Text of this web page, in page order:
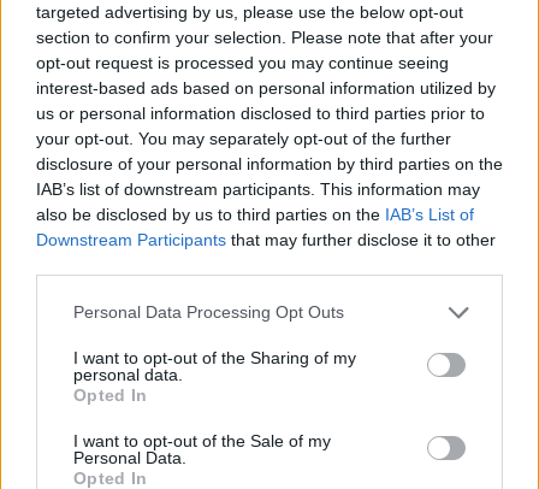
targeted advertising by us, please use the below opt-out
section to confirm your selection. Please note that after your
opt-out request is processed you may continue seeing
interest-based ads based on personal information utilized by
us or personal information disclosed to third parties prior to
your opt-out. You may separately opt-out of the further
disclosure of your personal information by third parties on the
IAB’s list of downstream participants. This information may
also be disclosed by us to third parties on the IAB’s List of
Downstream Participants that may further disclose it to other
Please note that this website/app uses one or more Google
not limited to your visit or usage behaviour. You may click to
grant or deny consent to Google and its third-party tags to
use your data for below specified purposes in below Google
consent section.
Personal Data Processing Opt Outs
I want to opt-out of the Sharing of my
personal data.
Opted In
I want to opt-out of the Sale of my
Personal Data.
Opted In
3. Sarah Paulson